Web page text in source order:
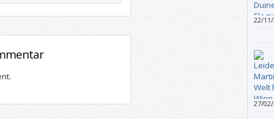
und
selbst.“
22/
27/